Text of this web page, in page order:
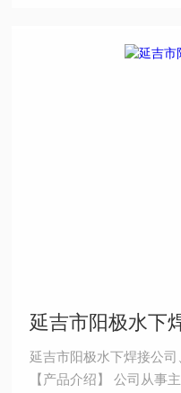
延吉市阳极水下
延吉市阳极水下焊接公
【产品介绍】 公司从事